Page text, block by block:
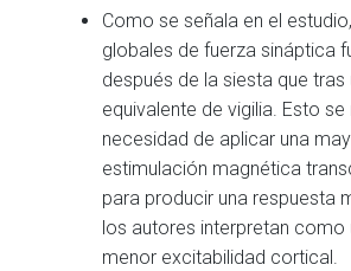
Como se señala en el
globales de fuerza sináptica
después de la siesta que tras
equivalente de vigilia. Esto
necesidad de aplicar una
estimulación magnética
para producir una respuesta
los autores interpretan como
menor excitabilidad cortical.